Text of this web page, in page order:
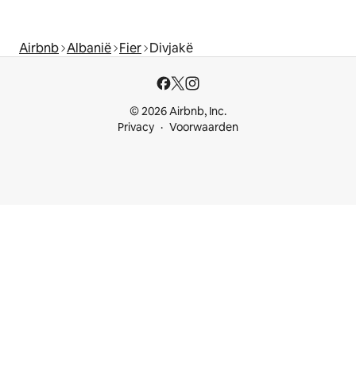
Airbnb Albanië Fier Divjakë
© 2026 Airbnb, Inc.
Privacy
Voorwaarden